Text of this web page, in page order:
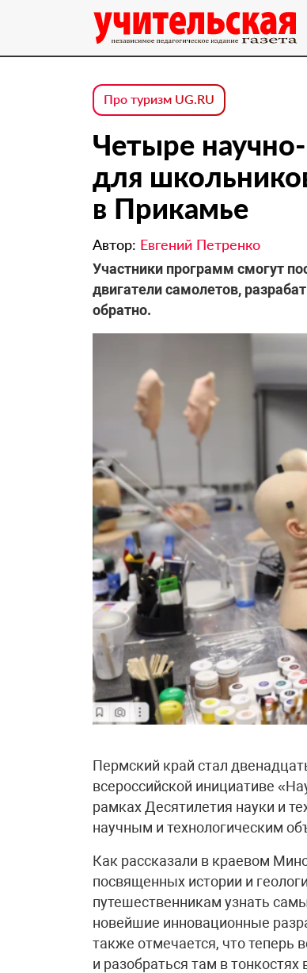
Про туризм UG.RU
Четыре
для
в Прикамье
Автор: Евгений Петренко
Участники программ смогут
двигатели самолетов,
обратно.
Пермский край стал
всероссийской инициативе
рамках Десятилетия науки и
научным и технологическим
Как рассказали в краевом
посвященных истории и
путешественникам узнать
новейшие инновационные
также отмечается, что теперь
и разобраться там в